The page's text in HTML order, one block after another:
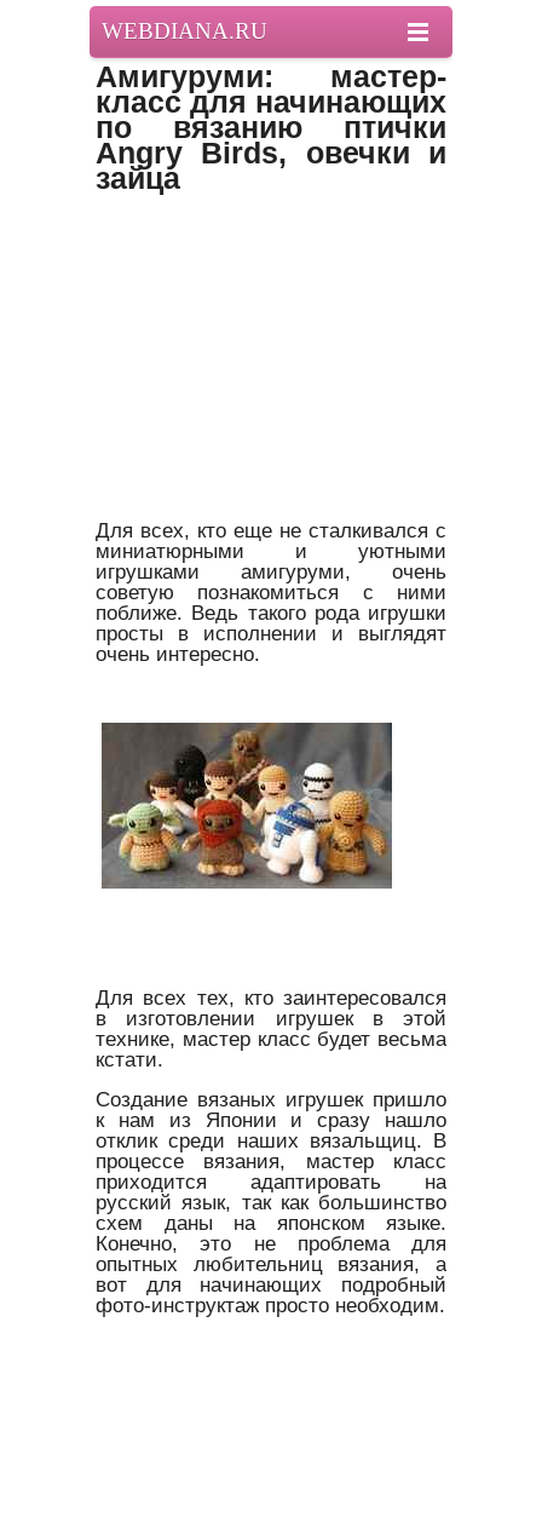
WEBDIANA.RU
Амигуруми: мастер-
класс для начинающих
по вязанию птички
Angry Birds, овечки и
зайца
Для всех, кто еще не сталкивался с
миниатюрными и уютными
игрушками амигуруми, очень
советую познакомиться с ними
поближе. Ведь такого рода игрушки
просты в исполнении и выглядят
очень интересно.
Для всех тех, кто заинтересовался
в изготовлении игрушек в этой
технике, мастер класс будет весьма
кстати.
Создание вязаных игрушек пришло
к нам из Японии и сразу нашло
отклик среди наших вязальщиц. В
процессе вязания, мастер класс
приходится адаптировать на
русский язык, так как большинство
схем даны на японском языке.
Конечно, это не проблема для
опытных любительниц вязания, а
вот для начинающих подробный
фото-инструктаж просто необходим.